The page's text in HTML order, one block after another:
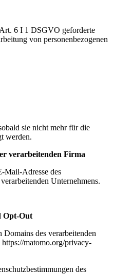
6 I 1 DSGVO geforderte
von personenbezogenen
sie nicht mehr für die
werden.
verarbeitenden Firma
Mail-Adresse des
Unternehmens.
Opt-Out
des verarbeitenden
matomo.org/privacy-
des